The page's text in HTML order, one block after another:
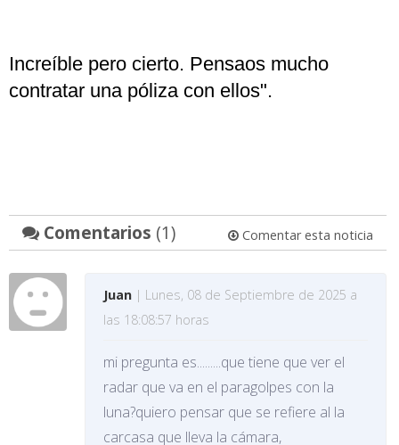
Increíble pero cierto. Pensaos mucho
contratar una póliza con ellos".
Comentarios (1) Comentar esta noticia
Juan | Lunes, 08 de Septiembre de 2025 a
las 18:08:57 horas
mi pregunta es.........que tiene que ver el
radar que va en el paragolpes con la
luna?quiero pensar que se refiere al la
carcasa que lleva la cámara,